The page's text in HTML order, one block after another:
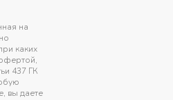
на
каких
437 ГК
вы даете